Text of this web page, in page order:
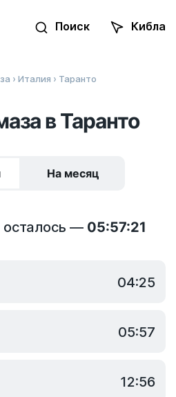
Поиск Кибла
› Италия › Таранто
в Таранто
На месяц
— 05:57:21
04:25
05:57
12:56